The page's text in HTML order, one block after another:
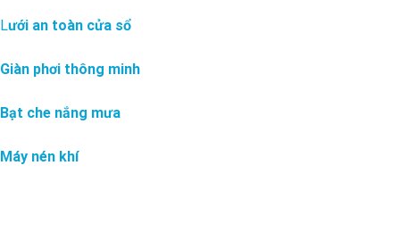
Lưới an toàn cửa sổ
Giàn phơi thông minh
Bạt che nắng mưa
Máy nén khí